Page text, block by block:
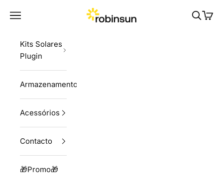
Robinsun
Navigation menu
Kits Solares
Plugin
Armazenamento
Acessórios
Contacto
🎁Promo🎁